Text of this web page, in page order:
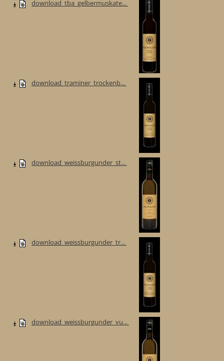
download_tba_gelbermuskate...
download_traminer_trockenb...
download_weissburgunder_st...
download_weissburgunder_tr...
download_weissburgunder_vu...